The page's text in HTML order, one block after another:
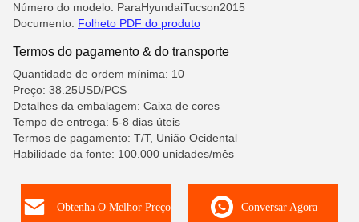
Número do modelo: ParaHyundaiTucson2015
Documento: Folheto PDF do produto
Termos do pagamento & do transporte
Quantidade de ordem mínima: 10
Preço: 38.25USD/PCS
Detalhes da embalagem: Caixa de cores
Tempo de entrega: 5-8 dias úteis
Termos de pagamento: T/T, União Ocidental
Habilidade da fonte: 100.000 unidades/mês
Obtenha O Melhor Preço Conversar Agora